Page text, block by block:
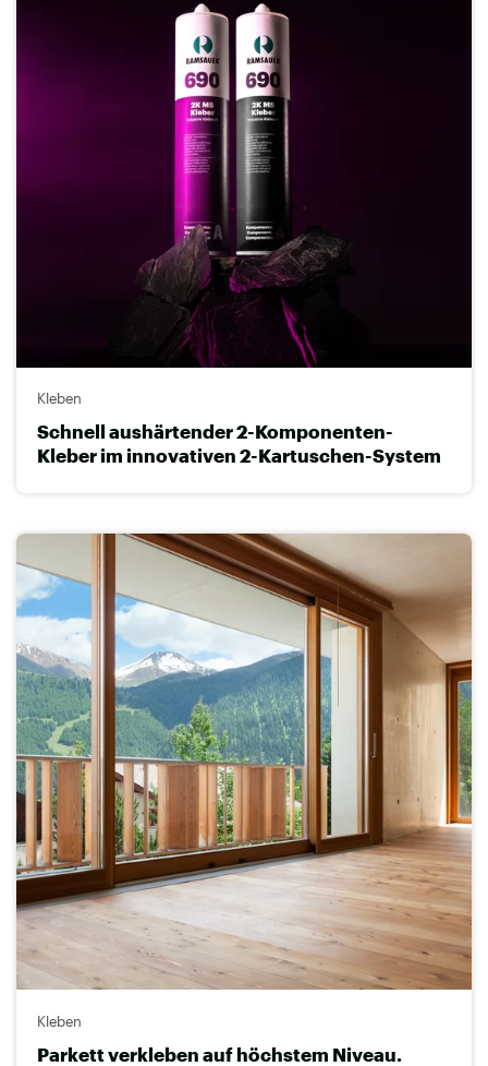
Kleben
Schnell aushärtender 2-Komponenten-
Kleber im innovativen 2-Kartuschen-System
Kleben
Parkett verkleben auf höchstem Niveau.